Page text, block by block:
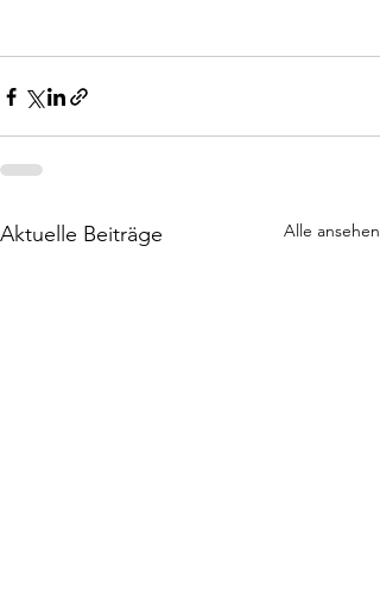
Aktuelle Beiträge Alle ansehen